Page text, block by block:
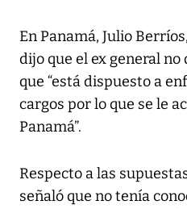
En Panamá, Julio
dijo que el ex general
que “está dispuesto a
cargos por lo que se le
Panamá”.
Respecto a las
señaló que no tenía